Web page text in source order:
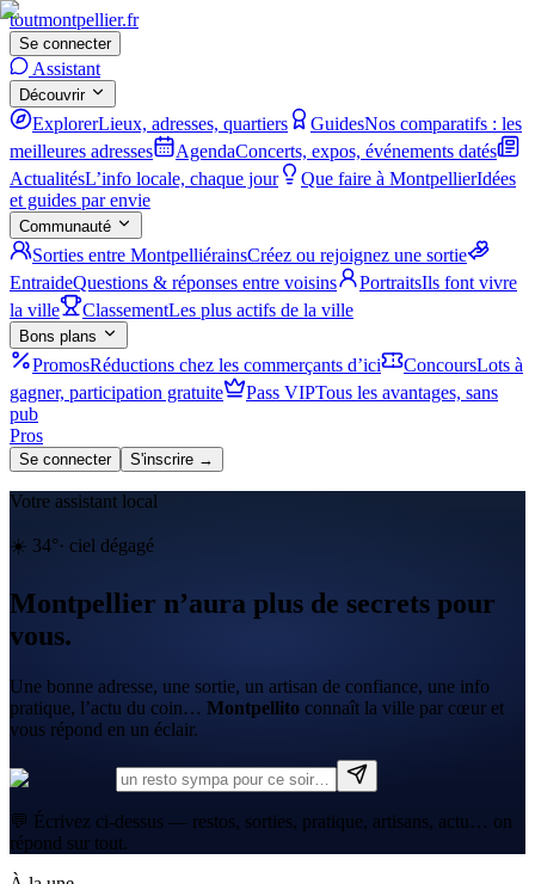
toutmontpellier.fr
Se connecter
Assistant
Découvrir
ExplorerLieux, adresses, quartiers GuidesNos comparatifs : les
meilleures adresses
AgendaConcerts, expos, événements datés
ActualitésL’info locale, chaque jour Que faire à MontpellierIdées
et guides par envie
Communauté
Sorties entre MontpelliérainsCréez ou rejoignez une sortie
EntraideQuestions & réponses entre voisins PortraitsIls font vivre
la ville
ClassementLes plus actifs de la ville
Bons plans
PromosRéductions chez les commerçants d’ici ConcoursLots à
gagner, participation gratuite
Pass VIPTous les avantages, sans
pub
Pros
Se connecter S'inscrire →
Votre assistant local
☀️ 34°· ciel dégagé
Montpellier n’aura plus de secrets pour
vous.
Une bonne adresse, une sortie, un artisan de confiance, une info
pratique, l’actu du coin… Montpellito connaît la ville par cœur et
vous répond en un éclair.
💬 Écrivez ci-dessus — restos, sorties, pratique, artisans, actu… on
répond sur tout.